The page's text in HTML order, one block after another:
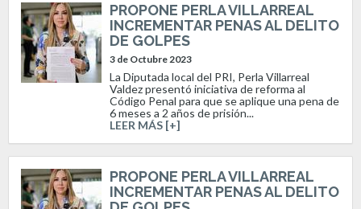
PROPONE PERLA VILLARREAL
INCREMENTAR PENAS AL DELITO
DE GOLPES
3 de Octubre 2023
La Diputada local del PRI, Perla Villarreal
Valdez presentó iniciativa de reforma al
Código Penal para que se aplique una pena de
6 meses a 2 años de prisión...
LEER MÁS [+]
PROPONE PERLA VILLARREAL
INCREMENTAR PENAS AL DELITO